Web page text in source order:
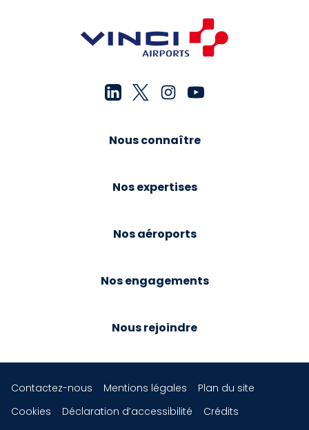
Nous connaître
Nos expertises
Nos aéroports
Nos engagements
Nous rejoindre
Contactez-nous Mentions légales
Plan du site
Cookies
Déclaration d’accessibilité Crédits